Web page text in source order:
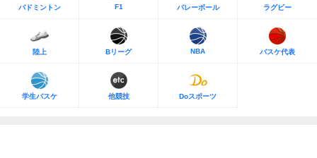
バドミントン F1 バレーボール ラグビー
陸上 Bリーグ NBA バスケ代表
学生バスケ 他競技 Doスポーツ